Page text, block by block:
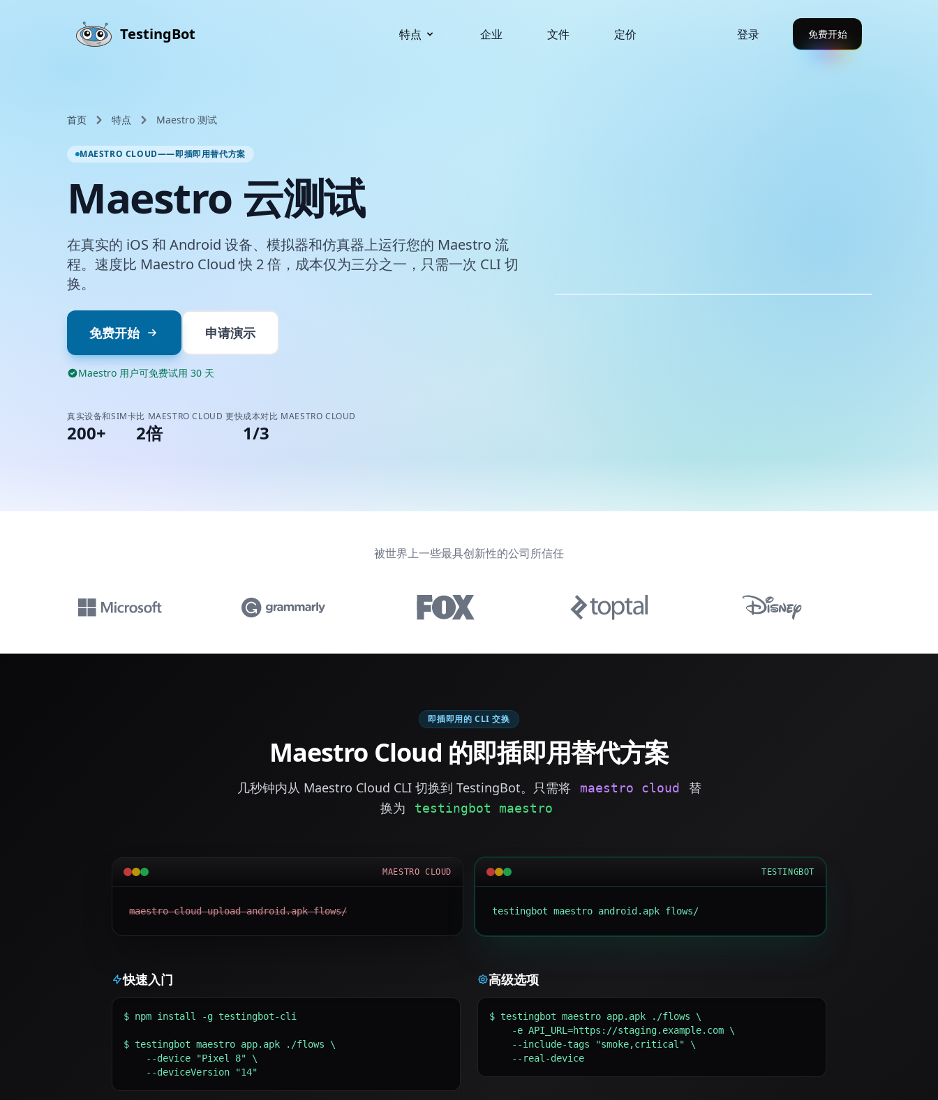
TestingBot 特点 企业 文件 定价 登录 免费开始
首页 特点 Maestro 测试
MAESTRO CLOUD——即插即用替代方案
Maestro 云测试
在真实的 iOS 和 Android 设备、模拟器和仿真器上运行您的 Maestro 流
程。速度比 Maestro Cloud 快 2 倍，成本仅为三分之一，只需一次 CLI 切
换。
免费开始 申请演示
Maestro 用户可免费试用 30 天
真实设备和SIM卡
200+
比 MAESTRO CLOUD 更快
2倍
成本对比 MAESTRO CLOUD
1/3
被世界上一些最具创新性的公司所信任
即插即用的 CLI 交换
Maestro Cloud 的即插即用替代方案
几秒钟内从 Maestro Cloud CLI 切换到 TestingBot。只需将 maestro cloud
替
换为
testingbot maestro
MAESTRO CLOUD
maestro cloud upload android.apk flows/
TESTINGBOT
testingbot maestro android.apk flows/
快速入门
$ npm install -g testingbot-cli
$ testingbot maestro app.apk ./flows \
    --deviceVersion "14"
高级选项
$ testingbot maestro app.apk ./flows \
    --real-device